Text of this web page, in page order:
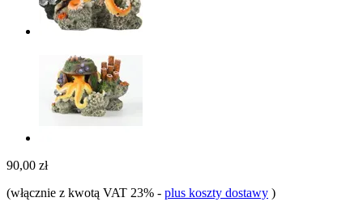
90,00 zł
(włącznie z kwotą VAT 23% - plus koszty dostawy )